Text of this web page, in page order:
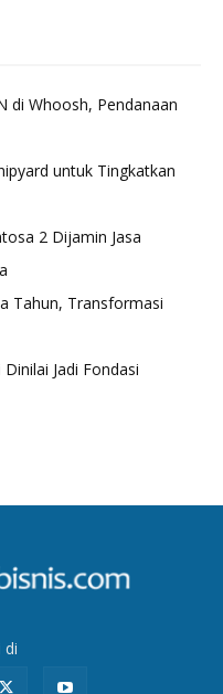
di Whoosh, Pendanaan
untuk Tingkatkan
2 Dijamin Jasa
Tahun, Transformasi
Jadi Fondasi
di